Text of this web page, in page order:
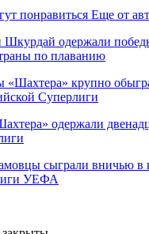
понравиться Еще от
одержали
по плаванию
«Шахтера» крупно
Суперлиги
одержали
сыграли вничью в
УЕФА